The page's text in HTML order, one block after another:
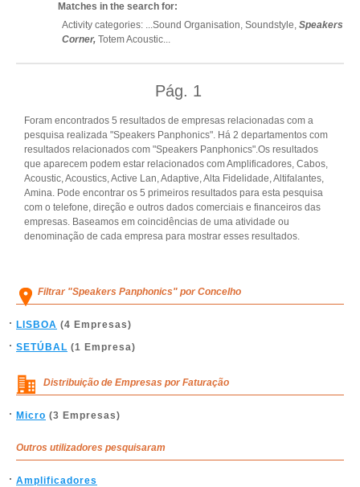
Matches in the search for:
Activity categories: ...Sound Organisation, Soundstyle, Speakers
Corner, Totem Acoustic...
Pág. 1
Foram encontrados 5 resultados de empresas relacionadas com a
pesquisa realizada "Speakers Panphonics". Há 2 departamentos com
resultados relacionados com "Speakers Panphonics".Os resultados
que aparecem podem estar relacionados com Amplificadores, Cabos,
Acoustic, Acoustics, Active Lan, Adaptive, Alta Fidelidade, Altifalantes,
Amina. Pode encontrar os 5 primeiros resultados para esta pesquisa
com o telefone, direção e outros dados comerciais e financeiros das
empresas. Baseamos em coincidências de uma atividade ou
denominação de cada empresa para mostrar esses resultados.
Filtrar "Speakers Panphonics" por Concelho
LISBOA (4 Empresas)
SETÚBAL (1 Empresa)
Distribuição de Empresas por Faturação
Micro (3 Empresas)
Outros utilizadores pesquisaram
Amplificadores